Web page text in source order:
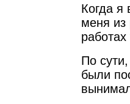
Когда я
меня из
По
были